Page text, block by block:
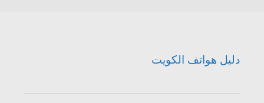
دليل هواتف الكويت